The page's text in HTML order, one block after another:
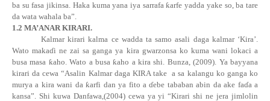
ba su fasa jikinsa. Haka kuma yana iya sarrafaƙarfe yadda yake so, ba tare
da wata wahala ba”.
1.2 MA’ANAR KIRARI.
Kalmar kirari kalma ce wadda ta samo asali daga kalmar ‘Kira’.
Watomakaɗi ne zai sa ganga ya kira gwarzonsa ko kuma wani lokaci a
busa masa ƙaho. Wato a busaƙaho a kira shi. Bunza, (2009). Ya bayyana
kirari da cewa “Asalin Kalmar daga KIRA take a sa kalangu ko ganga ko
murya a kira wani daƙarfi dan ya fito a ɗebe tababan abin da ake faɗaa
kansa”. Shi kuwa Danfawa,(2004) cewa ya yi “Kirari shi ne jera jimlolin